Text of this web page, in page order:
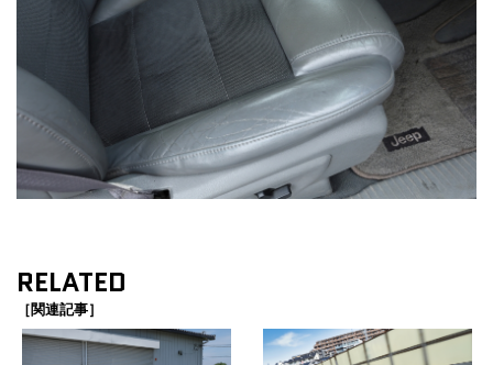
RELATED
［関連記事］